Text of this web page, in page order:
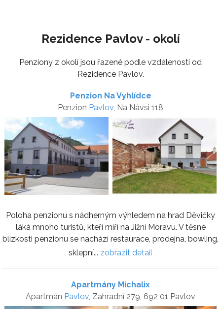
Rezidence Pavlov - okolí
Penziony z okolí jsou řazené podle vzdálenosti od
Rezidence Pavlov.
Penzion Na Vyhlídce
Penzion Pavlov , Na Návsi 118
Poloha penzionu s nádherným výhledem na hrad Děvičky
láká mnoho turistů, kteří míří na Jižní Moravu. V těsné
blízkosti penzionu se nachází restaurace, prodejna, bowling,
sklepní... zobrazit detail
Apartmány Michalix
Apartmán Pavlov , Zahradní 279, 692 01 Pavlov